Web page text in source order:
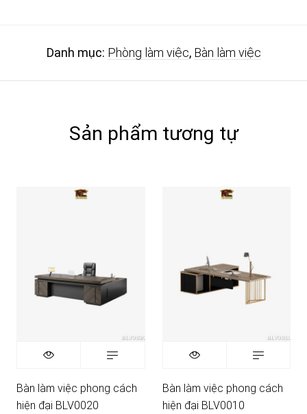
Danh mục: Phòng làm việc, Bàn làm việc
Sản phẩm tương tự
Bàn làm việc phong cách
hiện đại BLV0020
Bàn làm việc phong cách
hiện đại BLV0010